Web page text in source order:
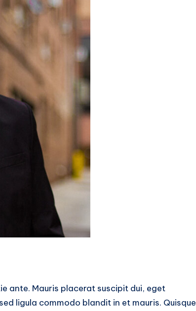
ante. Mauris placerat suscipit dui, eget
ligula commodo blandit in et mauris. Quisque